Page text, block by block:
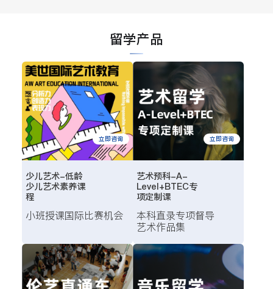
留学产品
少儿艺术-低龄
少儿艺术素养课
程
小班授课国际比赛机会
立即咨询
艺术预科-A-
Level+BTEC专
项定制课
本科直录专项督导
艺术作品集
立即咨询